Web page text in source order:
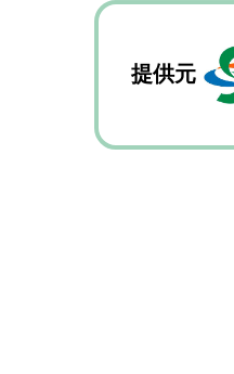
提供元